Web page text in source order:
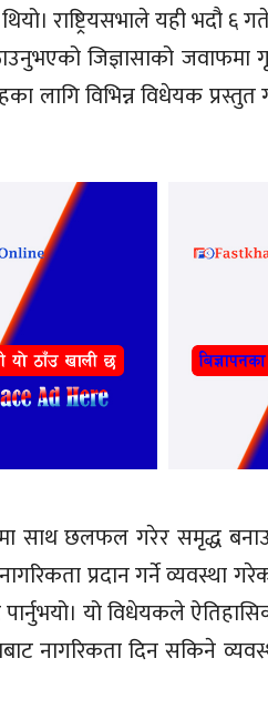
राष्ट्रियसभाले यही भदौ ६
जिज्ञासाको जवाफमा
लागि विभिन्न विधेयक
साथ छलफल गरेर समृद्ध
प्रदान गर्ने व्यवस्था
यो विधेयकले
नागरिकता दिन सकिने